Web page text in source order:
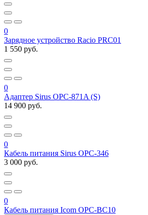
0
Зарядное устройство Racio PRC01
1 550 руб.
0
Адаптер Sirus OPC-871A (S)
14 900 руб.
0
Кабель питания Sirus OPC-346
3 000 руб.
0
Кабель питания Icom OPC-BC10